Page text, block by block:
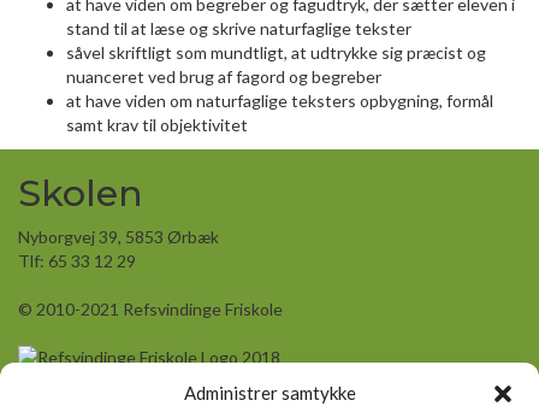
Administrer samtykke
at have viden om begreber og fagudtryk, der sætter eleven i
stand til at læse og skrive naturfaglige tekster
såvel skriftligt som mundtligt, at udtrykke sig præcist og
nuanceret ved brug af fagord og begreber
at have viden om naturfaglige teksters opbygning, formål
samt krav til objektivitet
Skolen
Nyborgvej 39, 5853 Ørbæk
Tlf: 65 33 12 29
© 2010-2021 Refsvindinge Friskole